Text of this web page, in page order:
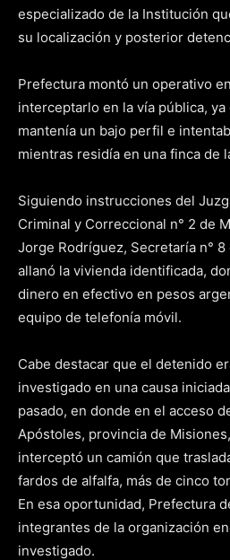
especializado de la Institución
su localización y posterior
Prefectura montó un operativo
interceptarlo en la vía pública,
mantenía un bajo perfil e
mientras residía en una finca de
Siguiendo instrucciones del
Criminal y Correccional n° 2 de
Jorge Rodríguez, Secretaría n°
allanó la vivienda identificada,
dinero en efectivo en pesos
equipo de telefonía móvil.
Cabe destacar que el detenido
investigado en una causa
pasado, en donde en el acceso
Apóstoles, provincia de
interceptó un camión que
fardos de alfalfa, más de cinco
En esa oportunidad, Prefectura
integrantes de la organización
investigado.